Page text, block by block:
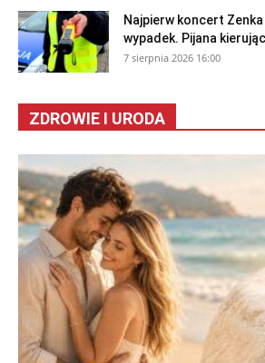
Najpierw koncert
wypadek. Pijana
7 sierpnia 2026 16:00
ZDROWIE I URODA